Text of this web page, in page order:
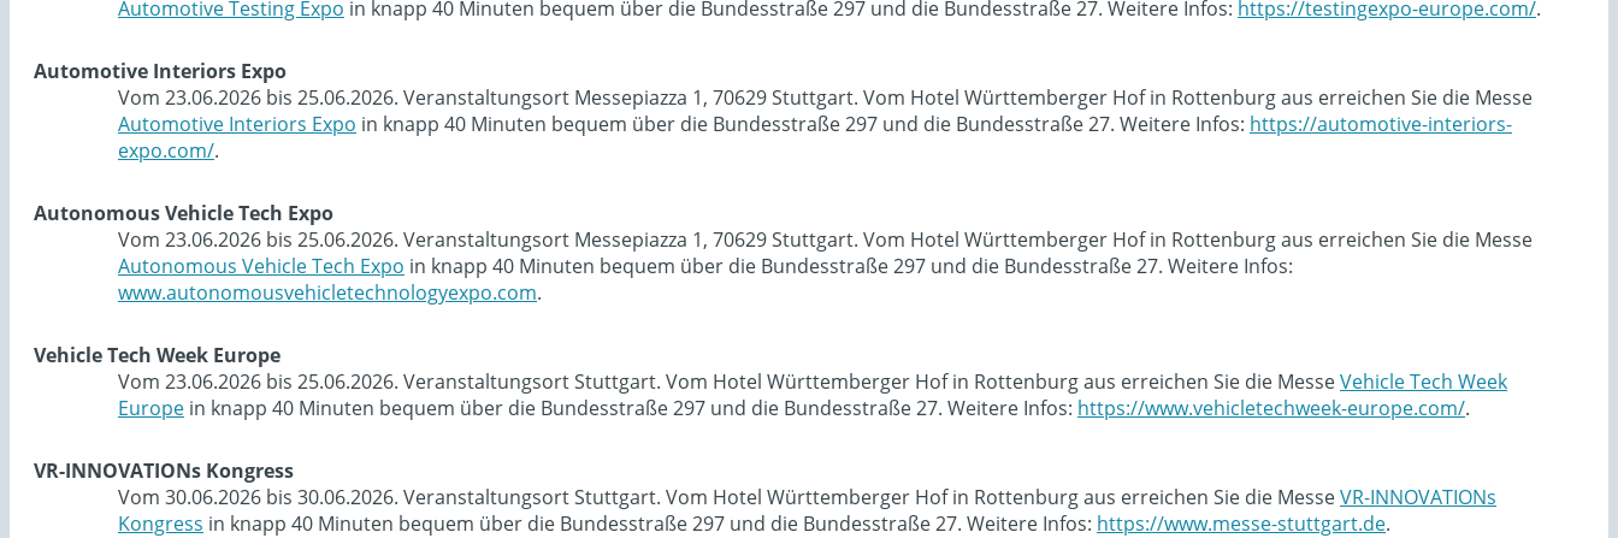
Automotive Testing Expo in knapp 40 Minuten bequem über die Bundesstraße 297 und die Bundesstraße 27. Weitere Infos: https://testingexpo-europe.com/.
Automotive Interiors Expo
Vom 23.06.2026 bis 25.06.2026. Veranstaltungsort Messepiazza 1, 70629 Stuttgart. Vom Hotel Württemberger Hof in Rottenburg aus erreichen Sie die Messe
Automotive Interiors Expo in knapp 40 Minuten bequem über die Bundesstraße 297 und die Bundesstraße 27. Weitere Infos: https://automotive-interiors-
expo.com/.
Autonomous Vehicle Tech Expo
Vom 23.06.2026 bis 25.06.2026. Veranstaltungsort Messepiazza 1, 70629 Stuttgart. Vom Hotel Württemberger Hof in Rottenburg aus erreichen Sie die Messe
Autonomous Vehicle Tech Expo in knapp 40 Minuten bequem über die Bundesstraße 297 und die Bundesstraße 27. Weitere Infos:
www.autonomousvehicletechnologyexpo.com.
Vehicle Tech Week Europe
Vom 23.06.2026 bis 25.06.2026. Veranstaltungsort Stuttgart. Vom Hotel Württemberger Hof in Rottenburg aus erreichen Sie die MesseVehicle Tech Week
Europe in knapp 40 Minuten bequem über die Bundesstraße 297 und die Bundesstraße 27. Weitere Infos: https://www.vehicletechweek-europe.com/.
VR-INNOVATIONs Kongress
Vom 30.06.2026 bis 30.06.2026. Veranstaltungsort Stuttgart. Vom Hotel Württemberger Hof in Rottenburg aus erreichen Sie die MesseVR-INNOVATIONs
Kongress in knapp 40 Minuten bequem über die Bundesstraße 297 und die Bundesstraße 27. Weitere Infos: https://www.messe-stuttgart.de.